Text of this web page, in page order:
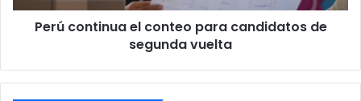
vuelta
Perú continua el conteo para candidatos de
segunda vuelta